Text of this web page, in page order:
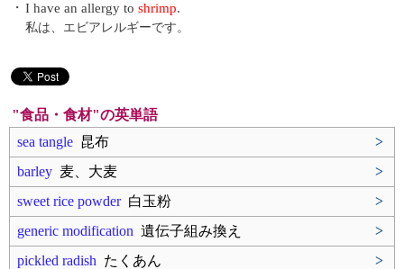
・ I have an allergy to shrimp.
私は、エビアレルギーです。
"食品・食材"の英単語
sea tangle 昆布
>
barley 麦、大麦
>
sweet rice powder白玉粉
>
generic modification 遺伝子組み換え
>
pickled radish たくあん
>